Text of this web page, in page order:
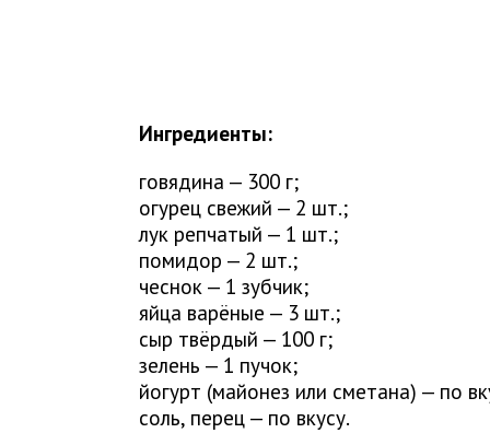
Ингредиенты:
говядина — 300 г;
огурец свежий — 2 шт.;
лук репчатый — 1 шт.;
помидор — 2 шт.;
чеснок — 1 зубчик;
яйца варёные — 3 шт.;
сыр твёрдый — 100 г;
зелень — 1 пучок;
йогурт (майонез или сметана) — по
соль, перец — по вкусу.